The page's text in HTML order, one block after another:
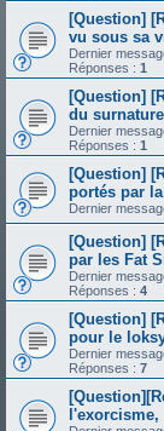
[Question]
vu sous sa
Dernier
Réponses : 1
[Question]
du
Dernier
Réponses : 1
[Question]
portés par
Dernier
[Question]
par les Fat
Dernier
Réponses : 4
[Question]
pour le
Dernier
Réponses : 7